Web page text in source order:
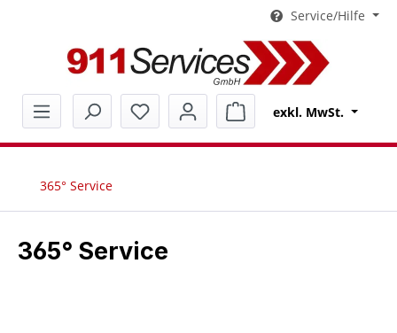
Service/Hilfe
Warenkorb enthält 0
exkl. MwSt.
365° Service
365° Service